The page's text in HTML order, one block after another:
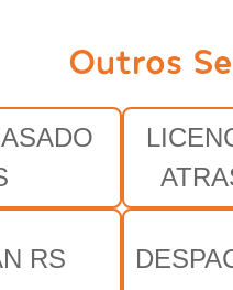
Outros
RS